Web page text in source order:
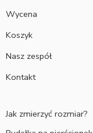
Wycena
Koszyk
Nasz zespół
Kontakt
Jak zmierzyć rozmiar?